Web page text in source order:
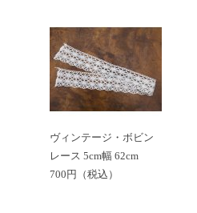
ヴィンテージ・ボビン
レース 5cm幅 62cm
700円（税込）